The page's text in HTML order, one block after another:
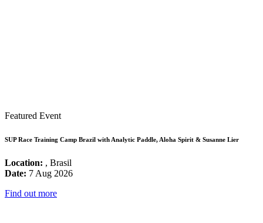
Featured Event
SUP Race Training Camp Brazil with Analytic Paddle, Aloha Spirit & Susanne Lier
Location: , Brasil
Date: 7 Aug 2026
Find out more